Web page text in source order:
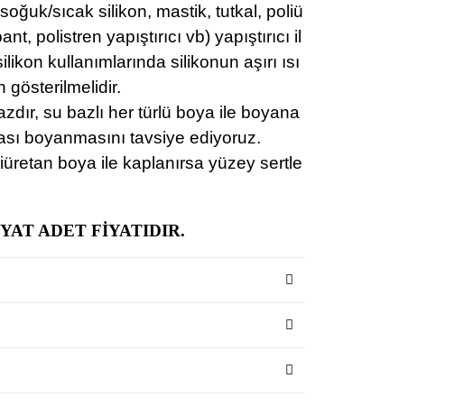
sıcak silikon, mastik, tutkal, poliü
polistren yapıştırıcı vb) yapıştırıcı il
kullanımlarında silikonun aşırı ısı
gösterilmelidir.
su bazlı her türlü boya ile boyana
boyanmasını tavsiye ediyoruz.
boya ile kaplanırsa yüzey sertle
ADET FİYATIDIR.